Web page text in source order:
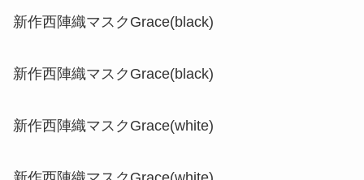
新作西陣織マスクGrace(black)
新作西陣織マスクGrace(black)
新作西陣織マスクGrace(white)